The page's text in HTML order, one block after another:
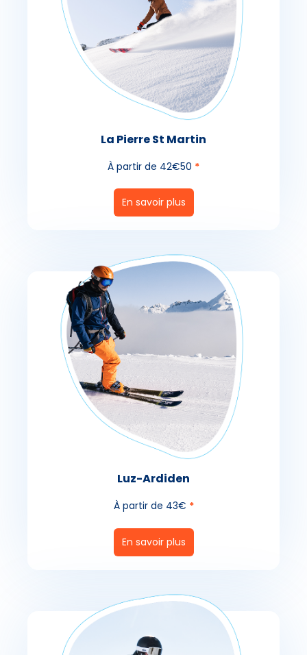
La Pierre St Martin
À partir de 42€50 *
En savoir plus
Luz-Ardiden
À partir de 43€ *
En savoir plus